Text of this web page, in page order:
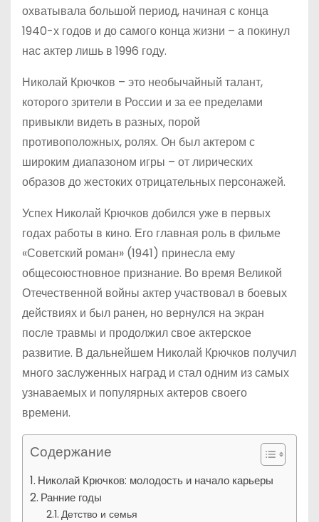
охватывала большой период, начиная с конца
1940-х годов и до самого конца жизни – а покинул
нас актер лишь в 1996 году.
Николай Крючков – это необычайный талант,
которого зрители в России и за ее пределами
привыкли видеть в разных, порой
противоположных, ролях. Он был актером с
широким диапазоном игры – от лирических
образов до жестоких отрицательных персонажей.
Успех Николай Крючков добился уже в первых
годах работы в кино. Его главная роль в фильме
«Советский роман» (1941) принесла ему
общесоюстновное признание. Во время Великой
Отечественной войны актер участвовал в боевых
действиях и был ранен, но вернулся на экран
после травмы и продолжил свое актерское
развитие. В дальнейшем Николай Крючков получил
много заслуженных наград и стал одним из самых
узнаваемых и популярных актеров своего
времени.
Содержание
Николай Крючков: молодость и начало карьеры
Ранние годы
Детство и семья